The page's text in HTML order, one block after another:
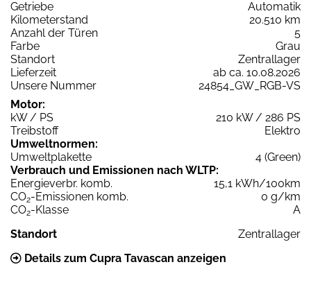
Getriebe
Automatik
Kilometerstand
20.510 km
Anzahl der Türen
5
Farbe
Grau
Standort
Zentrallager
Lieferzeit
ab ca. 10.08.2026
Unsere Nummer
24854_GW_RGB-VS
Motor:
kW / PS
210 kW / 286 PS
Treibstoff
Elektro
Umweltnormen:
Umweltplakette
4 (Green)
Verbrauch und Emissionen nach WLTP:
Energieverbr. komb.
15,1 kWh/100km
CO2-Emissionen komb.
0 g/km
CO2-Klasse
A
Standort
Zentrallager
Details zum Cupra Tavascan anzeigen